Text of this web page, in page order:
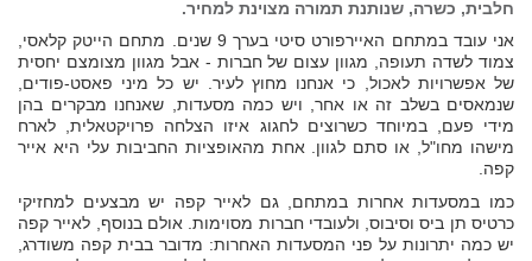
חלבית, כשרה, שנותנת תמורה מצוינת למחיר.
אני עובד במתחם האיירפורט סיטי בערך 9 שנים. מתחם הייטק קלאסי,
צמוד לשדה תעופה, מגוון עצום של חברות - אבל מגוון מצומצם יחסית
של אפשרויות לאכול, כי אנחנו מחוץ לעיר. יש כל מיני פאסט-פודים,
שנמאסים בשלב זה או אחר, ויש כמה מסעדות, שאנחנו מבקרים בהן
מידי פעם, במיוחד כשרוצים לחגוג איזו הצלחה פרויקטאלית, לארח
מישהו מחו"ל, או סתם לגוון. אחת מהאופציות החביבות עלי היא אייר
קפה.
כמו במסעדות אחרות במתחם, גם לאייר קפה יש מבצעים למחזיקי
כרטיס תן ביס וסיבוס, ולעובדי חברות מסוימות. אולם בנוסף, לאייר קפה
יש כמה יתרונות על פני המסעדות האחרות: מדובר בבית קפה משודרג,